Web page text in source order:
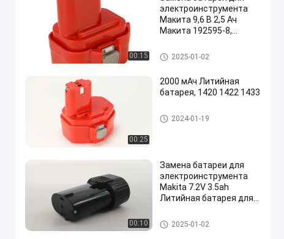
00:15
электроинструмента
Макита 9,6 В 2,5 Ач
Макита 192595-8,
193977-7, 193979-3,
638344-4-2, 9120, 9122,
Аккумулятор для электроинс
трумента Makita
2025-01-02
00:25
2000 мАч Литийная
батарея, 1420 1422 1433
Аккумулятор для электроинс
трумента Makita
2024-01-19
00:10
Замена батареи для
электроинструмента
Makita 7.2V 3.5ah
Литийная батарея для
192532-2, 192695-4,
632002-4, 632003-2,
Аккумулятор для электроинс
трумента Makita
2025-01-02